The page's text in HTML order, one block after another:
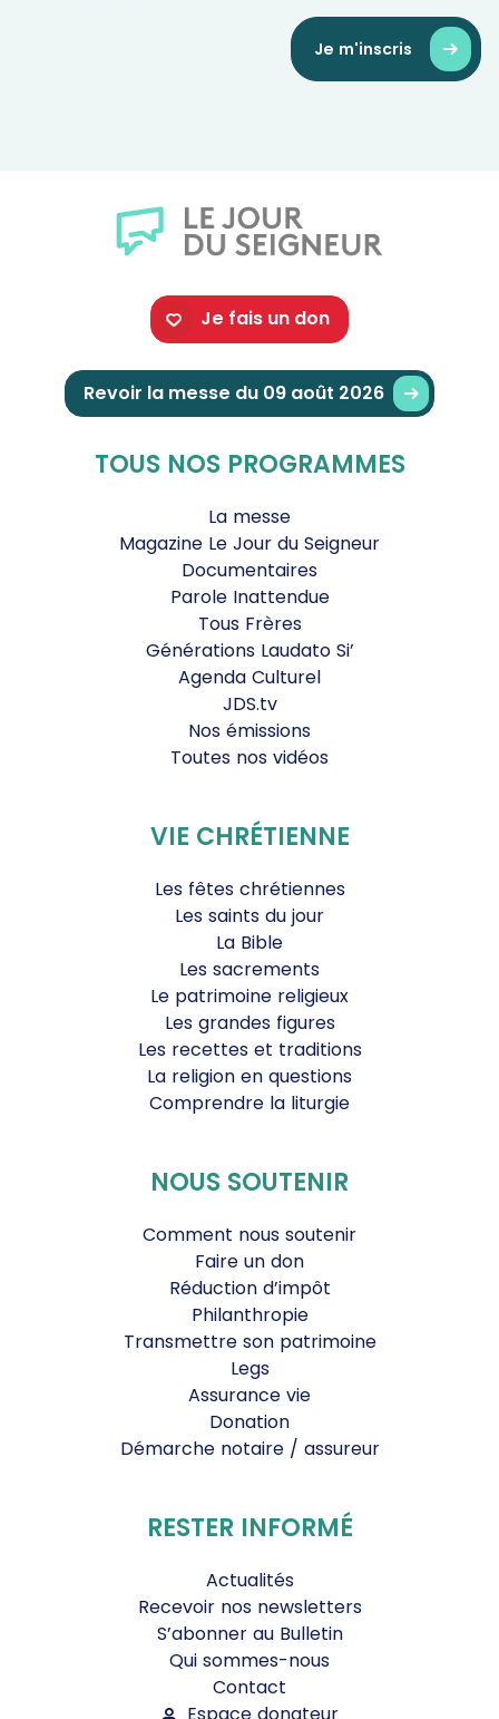
Je m'inscris
Je fais un don
Revoir la messe du 09 août 2026
TOUS NOS PROGRAMMES
La messe
Magazine Le Jour du Seigneur
Documentaires
Parole Inattendue
Tous Frères
Générations Laudato Si’
Agenda Culturel
JDS.tv
Nos émissions
Toutes nos vidéos
VIE CHRÉTIENNE
Les fêtes chrétiennes
Les saints du jour
La Bible
Les sacrements
Le patrimoine religieux
Les grandes figures
Les recettes et traditions
La religion en questions
Comprendre la liturgie
NOUS SOUTENIR
Comment nous soutenir
Faire un don
Réduction d’impôt
Philanthropie
Transmettre son patrimoine
Legs
Assurance vie
Donation
Démarche notaire / assureur
RESTER INFORMÉ
Actualités
Recevoir nos newsletters
S’abonner au Bulletin
Qui sommes-nous
Contact